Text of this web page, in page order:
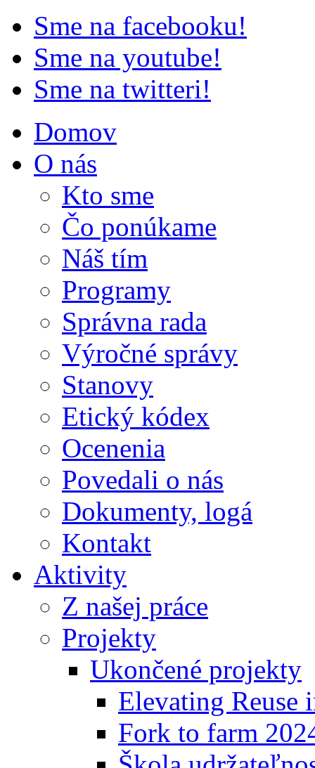
Sme na facebooku!
Sme na youtube!
Sme na twitteri!
Domov
O nás
Kto sme
Čo ponúkame
Náš tím
Programy
Správna rada
Výročné správy
Stanovy
Etický kódex
Ocenenia
Povedali o nás
Dokumenty, logá
Kontakt
Aktivity
Z našej práce
Projekty
Ukončené projekty
Elevating Reuse
Fork to farm